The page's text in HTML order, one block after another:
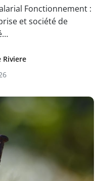
Fonctionnement :
et société de
Riviere